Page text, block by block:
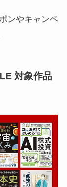
ンやキャンペ
対象作品